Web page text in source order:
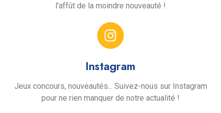
l'affût de la moindre nouveauté !
Instagram
Jeux concours, nouveautés... Suivez-nous sur Instagram
pour ne rien manquer de notre actualité !